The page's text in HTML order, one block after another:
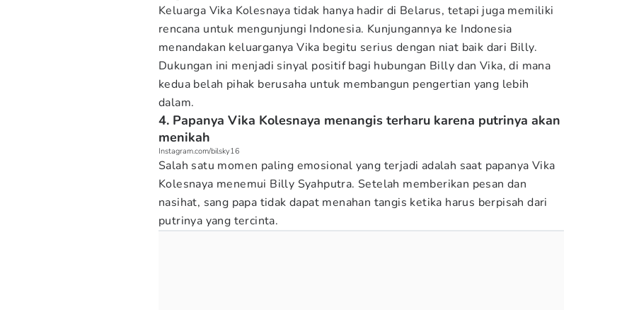
Keluarga Vika Kolesnaya tidak hanya hadir di Belarus, tetapi juga memiliki
rencana untuk mengunjungi Indonesia. Kunjungannya ke Indonesia
menandakan keluarganya Vika begitu serius dengan niat baik dari Billy.
Dukungan ini menjadi sinyal positif bagi hubungan Billy dan Vika, di mana
kedua belah pihak berusaha untuk membangun pengertian yang lebih
dalam.
4. Papanya Vika Kolesnaya menangis terharu karena putrinya akan
menikah
Instagram.com/bilsky16
Salah satu momen paling emosional yang terjadi adalah saat papanya Vika
Kolesnaya menemui Billy Syahputra. Setelah memberikan pesan dan
nasihat, sang papa tidak dapat menahan tangis ketika harus berpisah dari
putrinya yang tercinta.